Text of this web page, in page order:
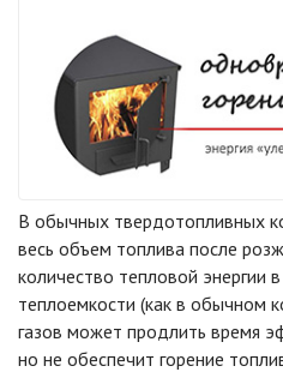
В обычных твердотопливных
весь объем топлива после
количество тепловой энергии
теплоемкости (как в обычном
газов может продлить время
но не обеспечит горение